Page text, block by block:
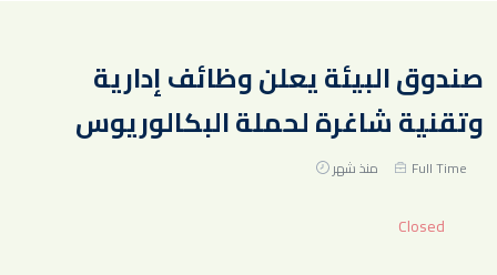
صندوق البيئة يعلن وظائف إدارية
وتقنية شاغرة لحملة البكالوريوس
Full Time منذ شهر
Closed